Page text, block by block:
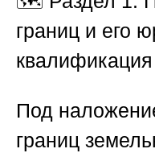
границ и его
квалификация
Под
границ